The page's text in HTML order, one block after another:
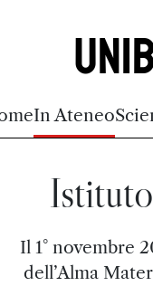
In Ateneo
Il 1° novembre
dell’Alma